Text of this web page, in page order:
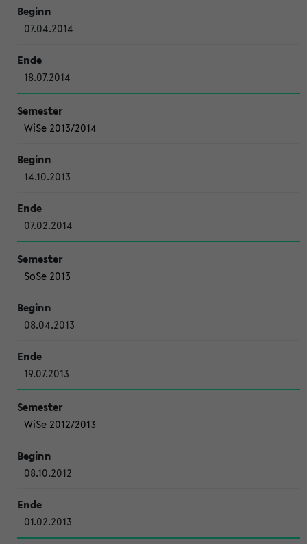
07.04.2014
18.07.2014
WiSe 2013/2014
14.10.2013
07.02.2014
SoSe 2013
08.04.2013
19.07.2013
WiSe 2012/2013
08.10.2012
01.02.2013